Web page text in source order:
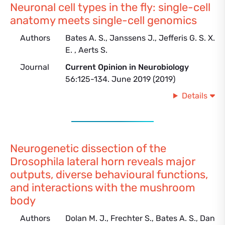
Neuronal cell types in the fly: single-cell
anatomy meets single-cell genomics
Authors
Bates A. S., Janssens J., Jefferis G. S. X.
E. , Aerts S.
Journal
Current Opinion in Neurobiology
56:125-134. June 2019 (2019)
Details
Neurogenetic dissection of the
Drosophila lateral horn reveals major
outputs, diverse behavioural functions,
and interactions with the mushroom
body
Authors
Dolan M. J., Frechter S., Bates A. S., Dan